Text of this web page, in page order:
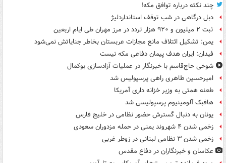
چند نکته درباره توافق مکه!
دبل درگاهی در شب توقف استانداردلیژ
ثبت ۲ میلیون و ۹۲۰ هزار تردد در مرز مهران طی ایام اربعین
یمن: تشکیل ائتلاف مانع مجازات عربستان بخاطر جنایاتش نمی‌شود
فیدان: ایران هدف پیمان دفاعی مکه نیست
شوخی حاج‌قاسم با خبرنگار در عملیات آزادسازی بوکمال
امیرحسین طاهری راهی پرسپولیس شد
طعنه همتی به وزیر خزانه داری آمریکا
هافبک آلومینیوم پرسپولیسی شد
یونان به دنبال گسترش حضور نظامی در خلیج فارس
زخمی شدن ۴ شهروند یمنی در حمله مزدوران سعودی
زخمی شدن ۳ نظامی لبنانی در زوطر غربی
عکاسان و خبرنگاران در دفاع مقدس